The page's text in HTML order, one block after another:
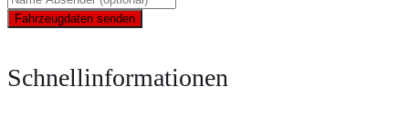
Fahrzeugdaten senden
Schnellinformationen